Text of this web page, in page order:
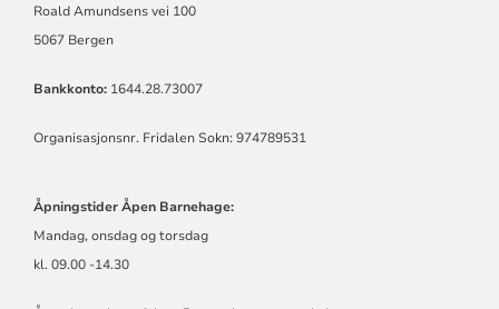
Roald Amundsens vei 100
5067 Bergen
Bankkonto:1644.28.73007
Organisasjonsnr. Fridalen Sokn: 974789531
Åpningstider Åpen Barnehage:
Mandag, onsdag og torsdag
kl. 09.00 -14.30